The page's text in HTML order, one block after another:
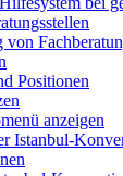
von
Positionen
anzeigen
Istanbul-